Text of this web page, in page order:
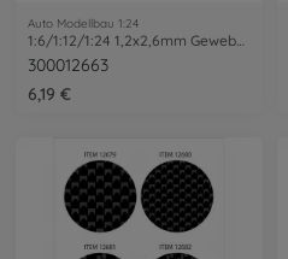
Auto Modellbau 1:24
300012663
6,19 €